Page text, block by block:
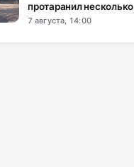
протаранил несколько
автомобилей
7 августа, 14:00